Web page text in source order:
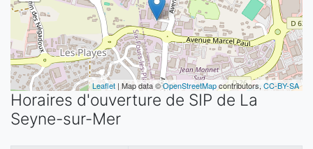
Leaflet | Map data ©OpenStreetMapcontributors, CC-BY-SA
Horaires d'ouverture de SIP de La
Seyne-sur-Mer